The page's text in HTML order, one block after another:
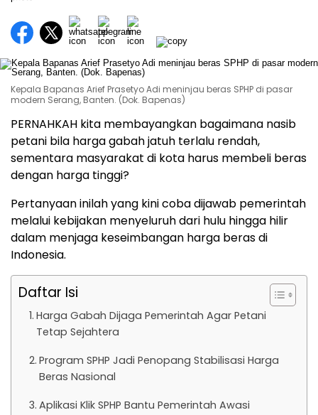
Kepala Bapanas Arief Prasetyo Adi meninjau beras SPHP di pasar
modern Serang, Banten. (Dok. Bapenas)
PERNAHKAH kita membayangkan bagaimana nasib
petani bila harga gabah jatuh terlalu rendah,
sementara masyarakat di kota harus membeli beras
dengan harga tinggi?
Pertanyaan inilah yang kini coba dijawab pemerintah
melalui kebijakan menyeluruh dari hulu hingga hilir
dalam menjaga keseimbangan harga beras di
Indonesia.
Daftar Isi
Harga Gabah Dijaga Pemerintah Agar Petani
Tetap Sejahtera
Program SPHP Jadi Penopang Stabilisasi Harga
Beras Nasional
Aplikasi Klik SPHP Bantu Pemerintah Awasi